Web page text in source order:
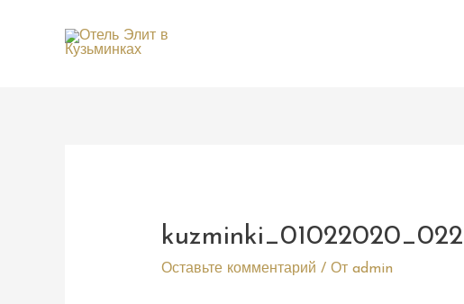
kuzminki_01022020_022
Оставьте комментарий / От admin